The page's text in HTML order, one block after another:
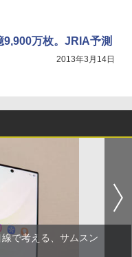
万枚。JRIA予測
2013年3月14日
で考える、サムスン